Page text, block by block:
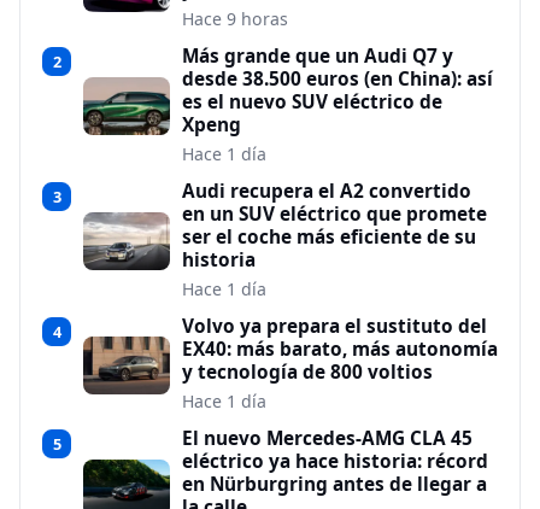
Hace 9 horas
2
Más grande que un Audi Q7 y
desde 38.500 euros (en China): así
es el nuevo SUV eléctrico de
Xpeng
Hace 1 día
3
Audi recupera el A2 convertido
en un SUV eléctrico que promete
ser el coche más eficiente de su
historia
Hace 1 día
4
Volvo ya prepara el sustituto del
EX40: más barato, más autonomía
y tecnología de 800 voltios
Hace 1 día
5
El nuevo Mercedes-AMG CLA 45
eléctrico ya hace historia: récord
en Nürburgring antes de llegar a